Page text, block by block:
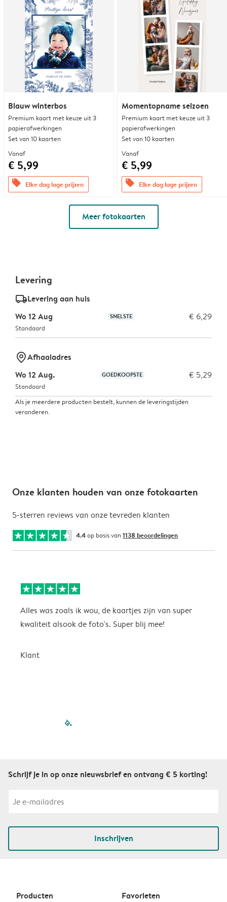
Blauw winterbos
Premium kaart met keuze uit 3
papierafwerkingen
Set van 10 kaarten
Vanaf
€ 5,99
offers Elke dag lage prijzen
Momentopname seizoen
Premium kaart met keuze uit 3
papierafwerkingen
Set van 10 kaarten
Vanaf
€ 5,99
offers Elke dag lage prijzen
Meer fotokaarten
Levering
delivery_standard_v2Levering aan huis
Wo 12 Aug
SNELSTE € 6,29
Standaard
marker-pinAfhaaladres
Wo 12 Aug.
GOEDKOOPSTE € 5,29
Standaard
Als je meerdere producten bestelt, kunnen de leveringstijden
veranderen.
Onze klanten houden van onze fotokaarten
5-sterren reviews van onze tevreden klanten
4.4op basis van 1138 beoordelingen
Alles was zoals ik wou, de kaartjes zijn van super
kwaliteit alsook de foto's. Super blij mee!
Klant
filled-pagination
Schrijf je in op onze nieuwsbrief en ontvang € 5 korting!
Inschrijven
Producten Favorieten